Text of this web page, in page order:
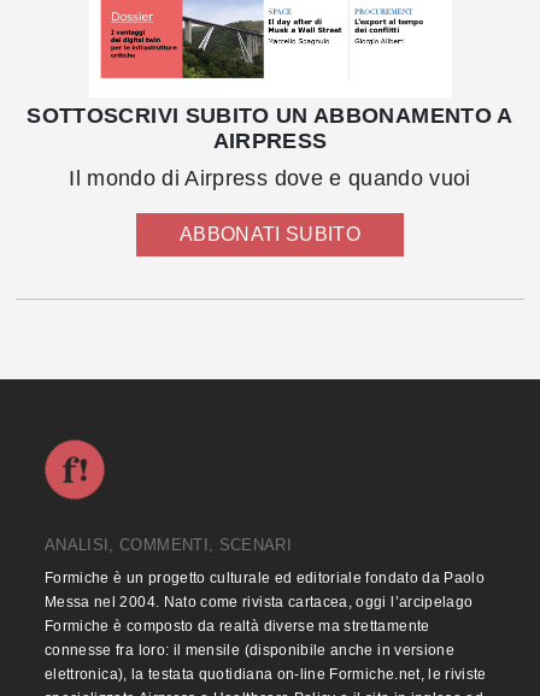
SOTTOSCRIVI SUBITO UN ABBONAMENTO A
AIRPRESS
Il mondo di Airpress dove e quando vuoi
ABBONATI SUBITO
ANALISI, COMMENTI, SCENARI
Formiche è un progetto culturale ed editoriale fondato da Paolo
Messa nel 2004. Nato come rivista cartacea, oggi l’arcipelago
Formiche è composto da realtà diverse ma strettamente
connesse fra loro: il mensile (disponibile anche in versione
elettronica), la testata quotidiana on-line Formiche.net, le riviste